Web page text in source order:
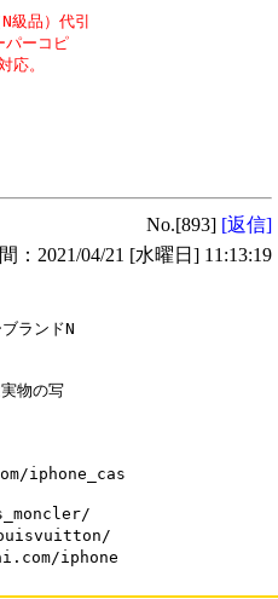
級品）代引
パーコピ
応。
No.[893] [返信]
：2021/04/21 [水曜日] 11:13:19
ランドN
物の写
iphone_cas
iphone